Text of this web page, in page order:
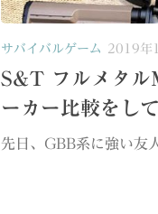
サバイバルゲーム 2019年
S&T フルメタル
ーカー比較をし
先日、GBB系に強い友